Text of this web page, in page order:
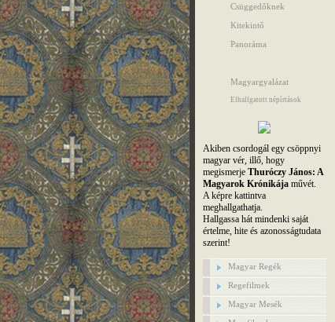
Csüggedőknek
Kitekintő
Panoráma
Magyargyalázat
Elhallgatott népírtások
Akiben csordogál egy csöppnyi
magyar vér, illő, hogy
megismerje Thuróczy János: A
Magyarok Krónikájaművét.
A képre kattintva
meghallgathatja.
Hallgassa hát mindenki saját
értelme, hite és azonosságtudata
szerint!
Magyar Regék
Regefilmek
Magyar Mesék